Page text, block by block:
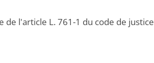
l'article L. 761-1 du code de justice